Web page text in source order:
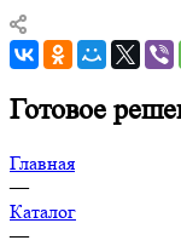
Готовое
Главная
—
Каталог
—